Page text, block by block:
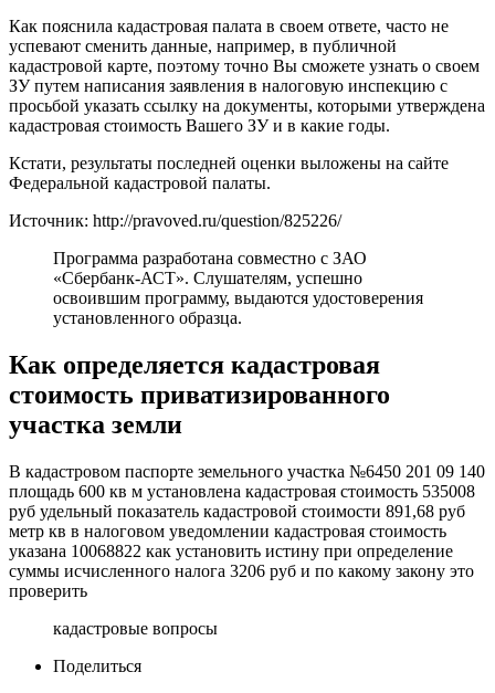
Как пояснила кадастровая палата в своем ответе, часто не
успевают сменить данные, например, в публичной
кадастровой карте, поэтому точно Вы сможете узнать о своем
ЗУ путем написания заявления в налоговую инспекцию с
просьбой указать ссылку на документы, которыми утверждена
кадастровая стоимость Вашего ЗУ и в какие годы.
Кстати, результаты последней оценки выложены на сайте
Федеральной кадастровой палаты.
Источник: http://pravoved.ru/question/825226/
Программа разработана совместно с ЗАО
«Сбербанк-АСТ». Слушателям, успешно
освоившим программу, выдаются удостоверения
установленного образца.
Как определяется кадастровая
стоимость приватизированного
участка земли
В кадастровом паспорте земельного участка №6450 201 09 140
площадь 600 кв м установлена кадастровая стоимость 535008
руб удельный показатель кадастровой стоимости 891,68 руб
метр кв в налоговом уведомлении кадастровая стоимость
указана 10068822 как установить истину при определение
суммы исчисленного налога 3206 руб и по какому закону это
проверить
кадастровые вопросы
Поделиться